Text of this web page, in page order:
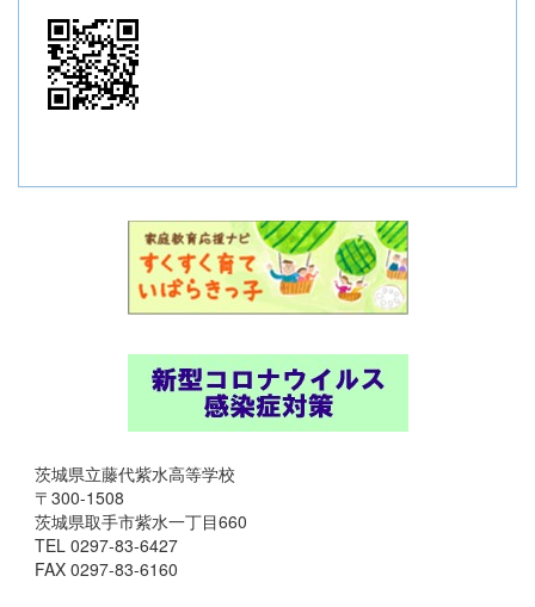
茨城県立藤代紫水高等学校
〒300-1508
茨城県取手市紫水一丁目660
TEL 0297-83-6427
FAX 0297-83-6160